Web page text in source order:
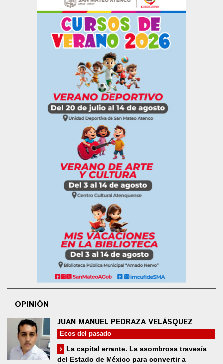
OPINIÓN
JUAN MANUEL PEDRAZA VELÁSQUEZ
Ecos del pasado
La capital errante. La asombrosa travesía
del Estado de México para convertir a